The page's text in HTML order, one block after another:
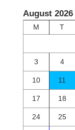
August 2026
M T
3 4
10 11
17 18
24 25